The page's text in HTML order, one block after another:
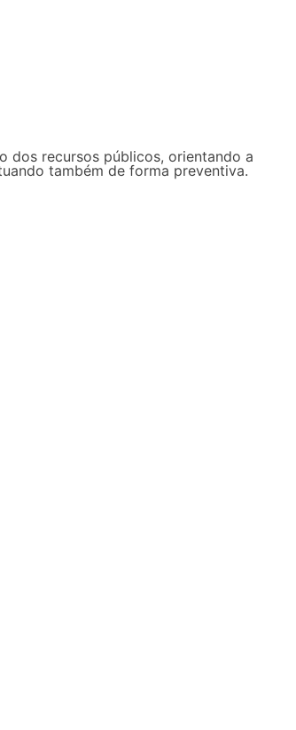
dos recursos públicos, orientando a
também de forma preventiva.